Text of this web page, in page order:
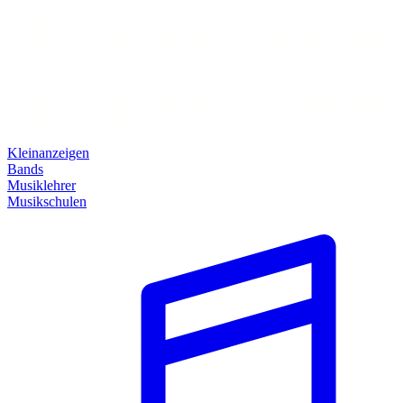
Kleinanzeigen
Bands
Musiklehrer
Musikschulen